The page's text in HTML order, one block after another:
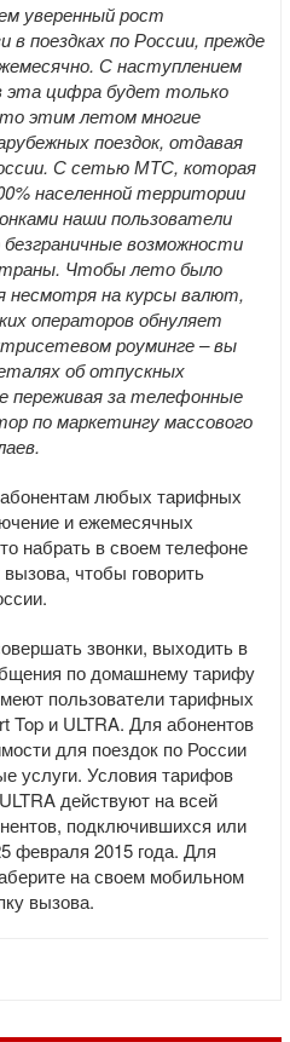
уверенный рост
в поездках по России, прежде
С наступлением
эта цифра будет только
этим летом многие
поездок, отдавая
С сетью МТС, которая
населенной территории
наши пользователи
возможности
Чтобы лето было
несмотря на курсы валют,
операторов обнуляет
роуминге – вы
об отпускных
переживая за телефонные
по маркетингу массового
любых тарифных
и ежемесячных
набрать в своем телефоне
чтобы говорить
звонки, выходить в
по домашнему тарифу
пользователи тарифных
Top и ULTRA. Для абонентов
для поездок по России
услуги. Условия тарифов
действуют на всей
подключившихся или
февраля 2015 года. Для
на своем мобильном
вызова.